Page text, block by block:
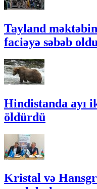
Tayland
faciəyə səbəb
Hindistanda ayı
öldürdü
Kristal və